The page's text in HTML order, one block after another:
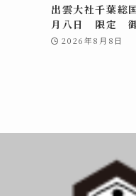
出雲大社千葉総
月八日 限定
2026年8月8日